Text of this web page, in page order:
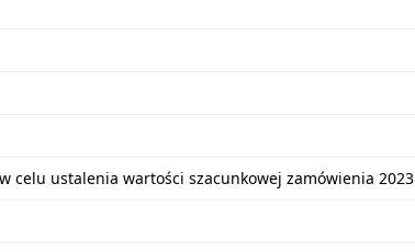
celu ustalenia wartości szacunkowej zamówienia 2023